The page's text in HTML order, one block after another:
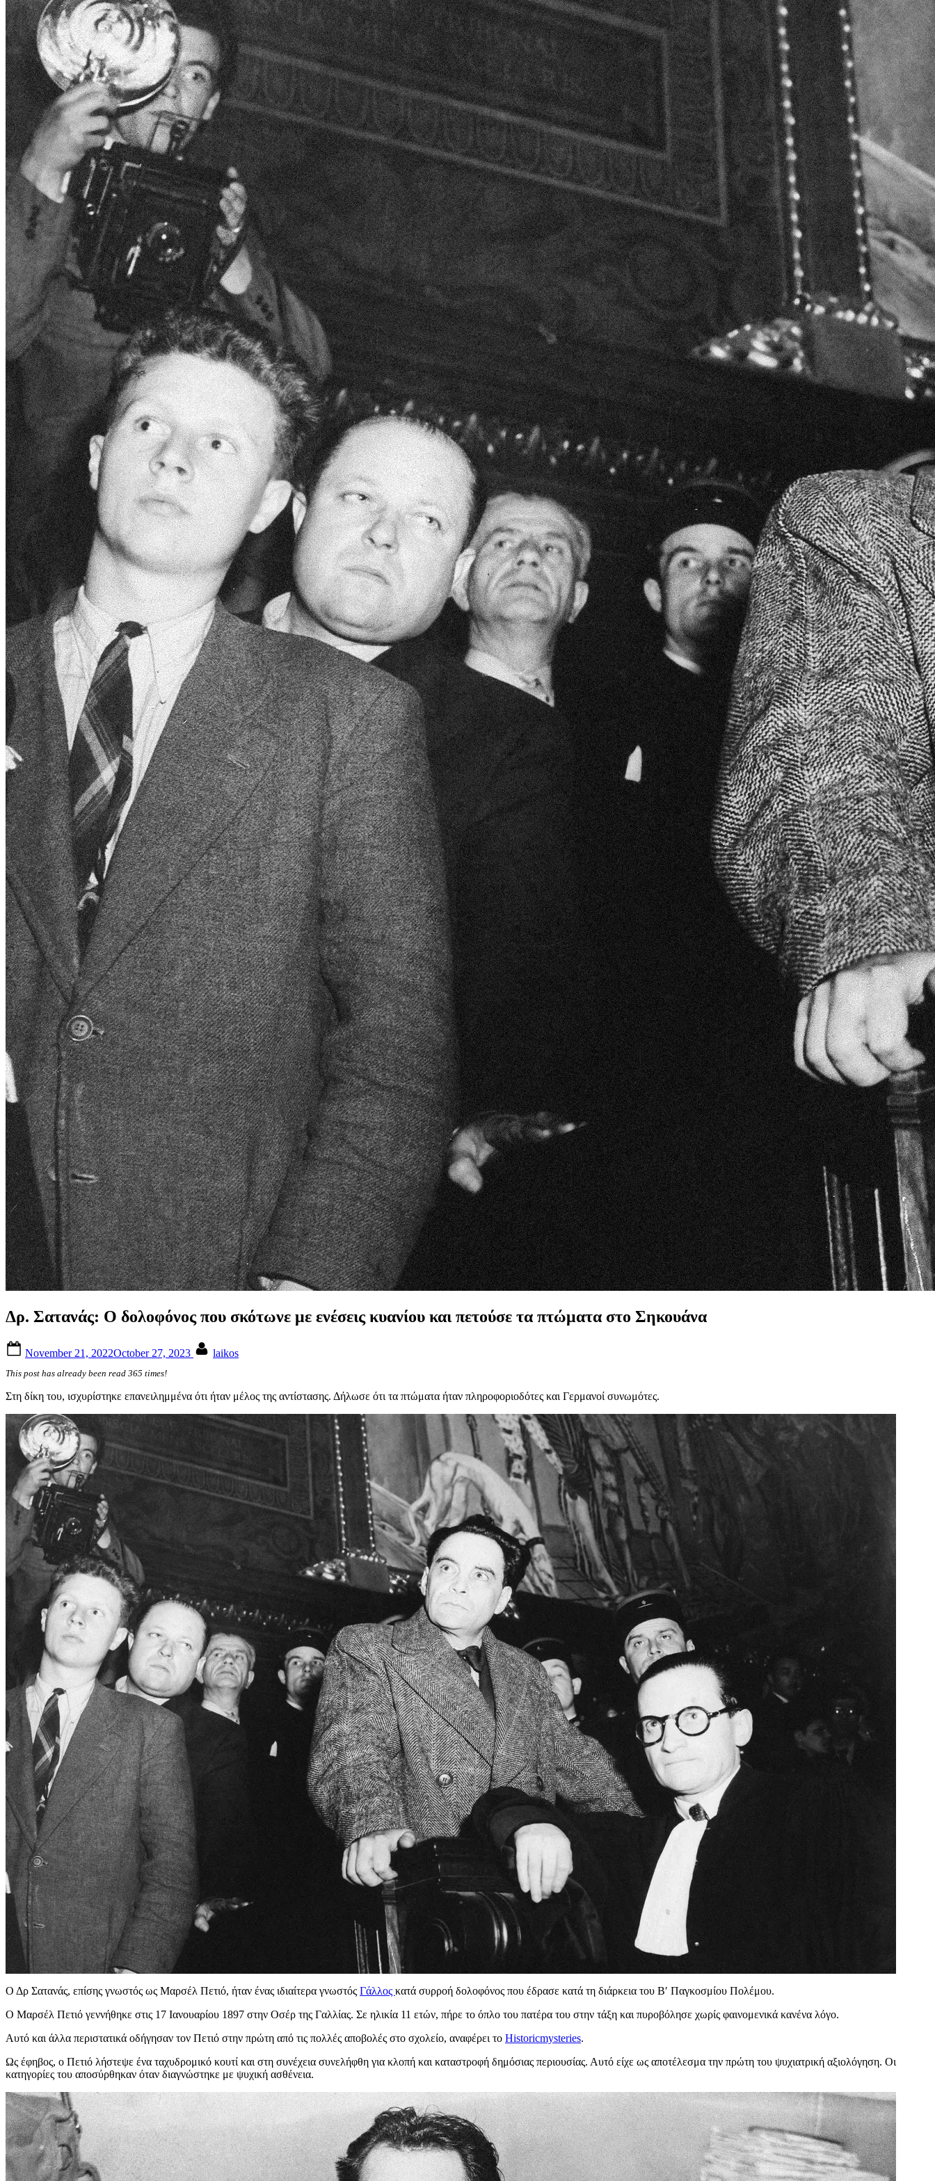
Δρ. Σατανάς: Ο δολοφόνος που σκότωνε με ενέσεις κυανίου και πετούσε τα πτώματα στο Σηκουάνα
on
November 21, 2022October 27, 2023 laikos
This post has already been read 365 times!
Στη δίκη του, ισχυρίστηκε επανειλημμένα ότι ήταν μέλος της αντίστασης. Δήλωσε ότι τα πτώματα ήταν πληροφοριοδότες και Γερμανοί συνωμότες.
Ο Δρ Σατανάς, επίσης γνωστός ως Μαρσέλ Πετιό, ήταν ένας ιδιαίτερα γνωστός Γάλλος κατά συρροή δολοφόνος που έδρασε κατά τη διάρκεια του Β′ Παγκοσμίου Πολέμου.
Ο Μαρσέλ Πετιό γεννήθηκε στις 17 Ιανουαρίου 1897 στην Οσέρ της Γαλλίας. Σε ηλικία 11 ετών, πήρε το όπλο του πατέρα του στην τάξη και πυροβόλησε χωρίς φαινομενικά κανένα λόγο.
Αυτό και άλλα περιστατικά οδήγησαν τον Πετιό στην πρώτη από τις πολλές αποβολές στο σχολείο, αναφέρει το Historicmysteries.
Ως έφηβος, ο Πετιό λήστεψε ένα ταχυδρομικό κουτί και στη συνέχεια συνελήφθη για κλοπή και καταστροφή δημόσιας περιουσίας. Αυτό είχε ως αποτέλεσμα την πρώτη του ψυχιατρική αξιολόγηση. Οι
κατηγορίες του αποσύρθηκαν όταν διαγνώστηκε με ψυχική ασθένεια.